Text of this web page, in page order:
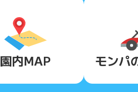
園内MAP モンパ